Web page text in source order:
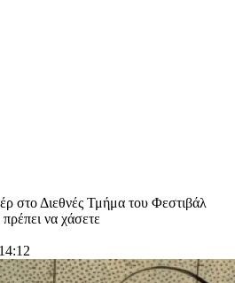
στο Διεθνές Τμήμα του Φεστιβάλ
να χάσετε